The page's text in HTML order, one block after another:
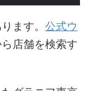
ます。 公式ウ
店舗を検索す